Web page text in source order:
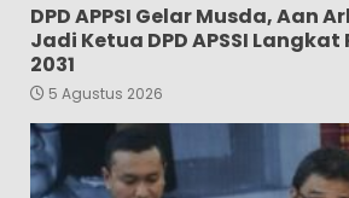
DPD APPSI Gelar Musda, Aan
Jadi Ketua DPD APSSI Langkat
2031
5 Agustus 2026